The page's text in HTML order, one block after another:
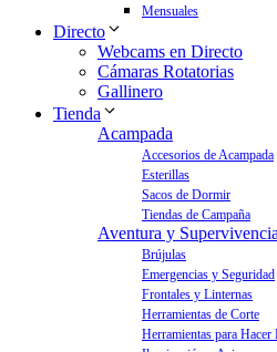
Mensuales
Directo
Webcams en Directo
Cámaras Rotatorias
Gallinero
Tienda
Acampada
Accesorios de Acampada
Esterillas
Sacos de Dormir
Tiendas de Campaña
Aventura y Supervivencia
Brújulas
Emergencias y Seguridad
Frontales y Linternas
Herramientas de Corte
Herramientas para Hacer